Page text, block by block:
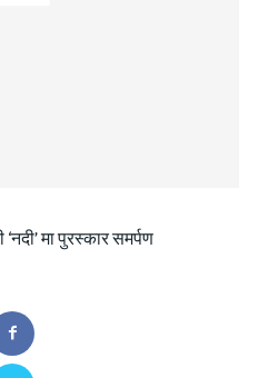
मा पुरस्कार समर्पण